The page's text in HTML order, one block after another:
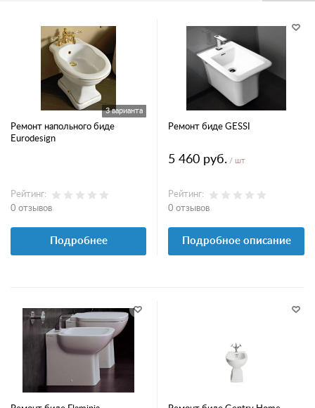
3 варианта
Ремонт напольного биде
Eurodesign
Рейтинг:
0 отзывов
Подробнее
Ремонт биде GESSI
5 460 руб. / шт
Рейтинг:
0 отзывов
Подробное описание